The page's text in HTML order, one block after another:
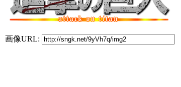
画像URL: